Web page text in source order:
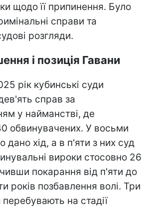
щодо її припинення. Було
справи та
розгляди.
і позиція Гавани
рік кубинські суди
справ за
у найманстві, де
обвинувачених. У восьми
дано хід, а в п'яти з них суд
вироки стосовно 26
покарання від п'яти до
років позбавлення волі. Три
на стадії